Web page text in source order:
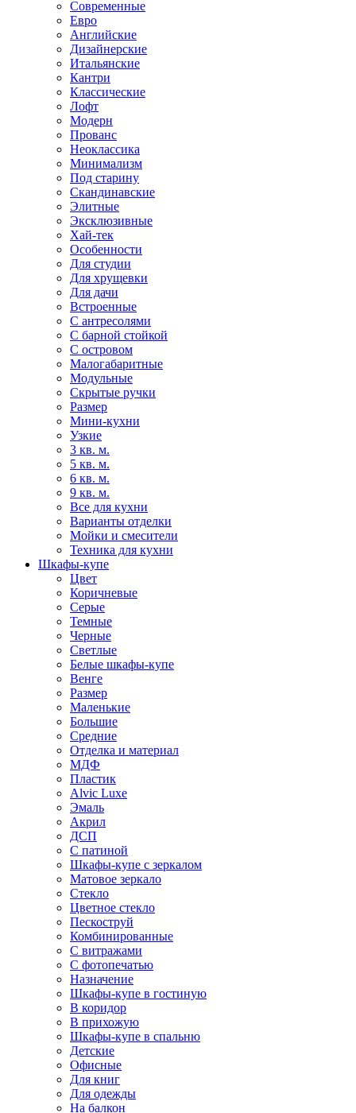
Современные
Евро
Английские
Дизайнерские
Итальянские
Кантри
Классические
Лофт
Модерн
Прованс
Неоклассика
Минимализм
Под старину
Скандинавские
Элитные
Эксклюзивные
Хай-тек
Особенности
Для студии
Для хрущевки
Для дачи
Встроенные
С антресолями
С барной стойкой
С островом
Малогабаритные
Модульные
Скрытые ручки
Размер
Мини-кухни
Узкие
3 кв. м.
5 кв. м.
6 кв. м.
9 кв. м.
Все для кухни
Варианты отделки
Мойки и смесители
Техника для кухни
Шкафы-купе
Цвет
Коричневые
Серые
Темные
Черные
Светлые
Белые шкафы-купе
Венге
Размер
Маленькие
Большие
Средние
Отделка и материал
МДФ
Пластик
Alvic Luxe
Эмаль
Акрил
ДСП
С патиной
Шкафы-купе с зеркалом
Матовое зеркало
Стекло
Цветное стекло
Пескоструй
Комбинированные
С витражами
С фотопечатью
Назначение
Шкафы-купе в гостиную
В коридор
В прихожую
Шкафы-купе в спальню
Детские
Офисные
Для книг
Для одежды
На балкон